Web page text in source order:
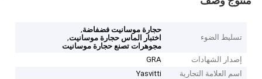
تسليط الضوء
حجارة موسانيت فضفاضة,
اختبار الماس حجارة موسانيت,
مجوهرات تصنع حجارة موسانيت
إصدار الشهادات
GRA
اسم العلامة التجارية
Yasvitti